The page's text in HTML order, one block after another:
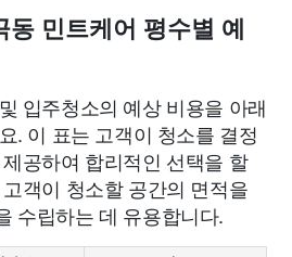
민트케어 평수별 예
입주청소의 예상 비용을 아래
. 이 표는 고객이 청소를 결정
공하여 합리적인 선택을 할
객이 청소할 공간의 면적을
수립하는 데 유용합니다.